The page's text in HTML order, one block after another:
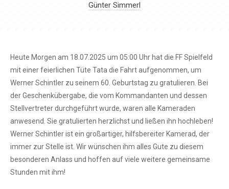
Günter Simmerl
Heute Morgen am 18.07.2025 um 05:00 Uhr hat die FF Spielfeld
mit einer feierlichen Tüte Tata die Fahrt aufgenommen, um
Werner Schintler zu seinem 60. Geburtstag zu gratulieren. Bei
der Geschenkübergabe, die vom Kommandanten und dessen
Stellvertreter durchgeführt wurde, waren alle Kameraden
anwesend. Sie gratulierten herzlichst und ließen ihn hochleben!
Werner Schintler ist ein großartiger, hilfsbereiter Kamerad, der
immer zur Stelle ist. Wir wünschen ihm alles Gute zu diesem
besonderen Anlass und hoffen auf viele weitere gemeinsame
Stunden mit ihm!